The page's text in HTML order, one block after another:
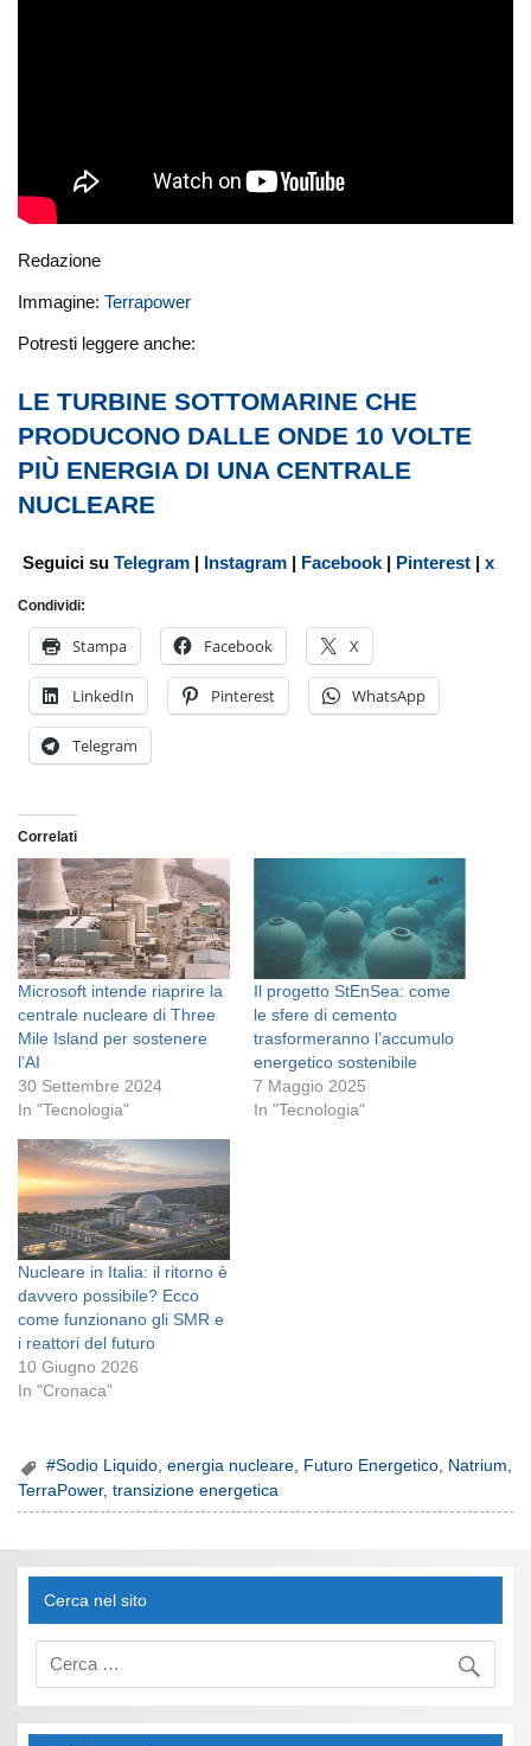
Redazione
Immagine:Terrapower
Potresti leggere anche:
LE TURBINE SOTTOMARINE CHE
PRODUCONO DALLE ONDE 10 VOLTE
PIÙ ENERGIA DI UNA CENTRALE
NUCLEARE
Seguici suTelegram | Instagram | Facebook | Pinterest |x
Condividi:
Stampa Facebook X
LinkedIn Pinterest WhatsApp
Telegram
Correlati
Microsoft intende riaprire la
centrale nucleare di Three
Mile Island per sostenere
l’AI
30 Settembre 2024
In "Tecnologia"
Il progetto StEnSea: come
le sfere di cemento
trasformeranno l’accumulo
energetico sostenibile
7 Maggio 2025
In "Tecnologia"
Nucleare in Italia: il ritorno è
davvero possibile? Ecco
come funzionano gli SMR e
i reattori del futuro
10 Giugno 2026
In "Cronaca"
#Sodio Liquido,energia nucleare, Futuro Energetico, Natrium,
TerraPower,transizione energetica
Cerca nel sito